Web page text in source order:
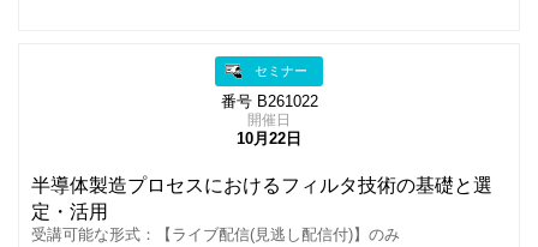
セミナー
番号 B261022
開催日
10月22日
半導体製造プロセスにおけるフィルタ技術の基礎と選
定・活用
受講可能な形式：【ライブ配信(見逃し配信付)】のみ